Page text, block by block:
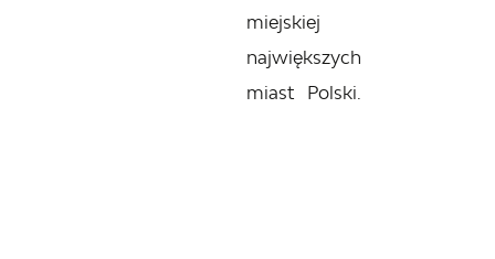
miejskiej
największych
miast Polski.